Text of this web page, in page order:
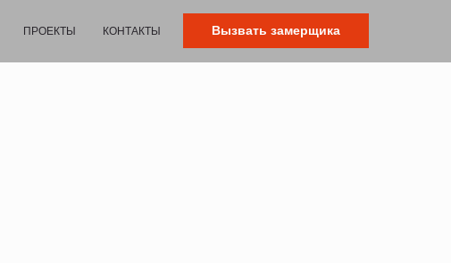
ПРОЕКТЫ КОНТАКТЫ Вызвать замерщика